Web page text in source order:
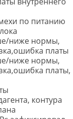
по питанию
ниже нормы,
платы
ниже нормы,
платы,
контура